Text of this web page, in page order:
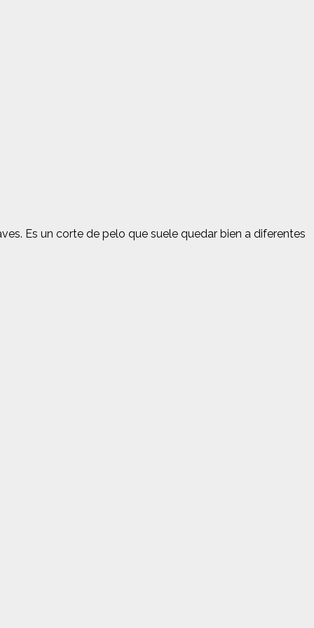
Es un corte de pelo que suele quedar bien a diferentes